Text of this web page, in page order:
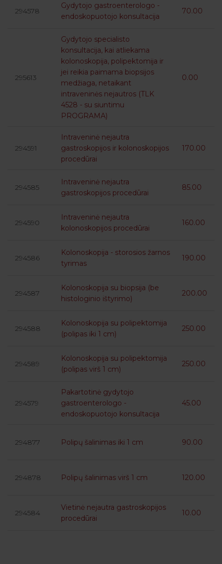
294578
Gydytojo gastroenterologo -
endoskopuotojo konsultacija
70.00
295613
Gydytojo specialisto
konsultacija, kai atliekama
kolonoskopija, polipektomija ir
jei reikia paimama biopsijos
medžiaga, netaikant
intraveninės nejautros (TLK
4528 - su siuntimu
PROGRAMA)
0.00
294591
Intraveninė nejautra
gastroskopijos ir kolonoskopijos
procedūrai
170.00
294585
Intraveninė nejautra
gastroskopijos procedūrai
85.00
294590
Intraveninė nejautra
kolonoskopijos procedūrai
160.00
294586
Kolonoskopija - storosios žarnos
tyrimas
190.00
294587
Kolonoskopija su biopsija (be
histologinio ištyrimo)
200.00
294588
Kolonoskopija su polipektomija
(polipas iki 1 cm)
250.00
294589
Kolonoskopija su polipektomija
(polipas virš 1 cm)
250.00
294579
Pakartotinė gydytojo
gastroenterologo -
endoskopuotojo konsultacija
45.00
294877 Polipų šalinimas iki 1 cm 90.00
294878 Polipų šalinimas virš 1 cm 120.00
294584
Vietinė nejautra gastroskopijos
procedūrai
10.00